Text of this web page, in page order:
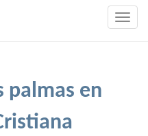
palmas en